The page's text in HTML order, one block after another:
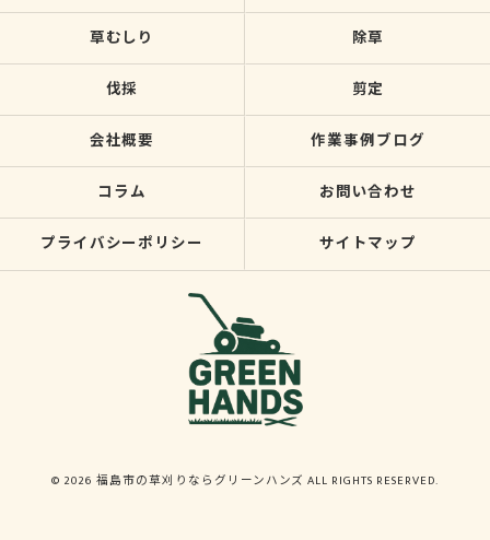
草むしり 除草
伐採 剪定
会社概要 作業事例ブログ
コラム お問い合わせ
プライバシーポリシー サイトマップ
© 2026 福島市の草刈りならグリーンハンズ ALL RIGHTS RESERVED.